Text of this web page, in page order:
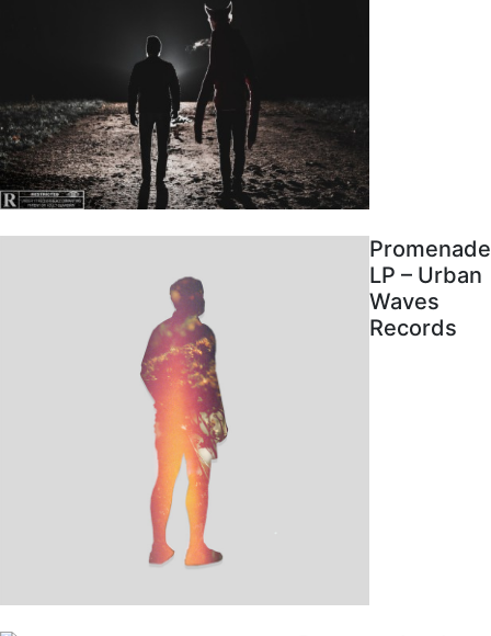
Promenade
LP – Urban
Waves
Records